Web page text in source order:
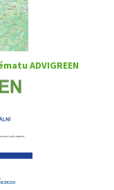
ADVIGREEN